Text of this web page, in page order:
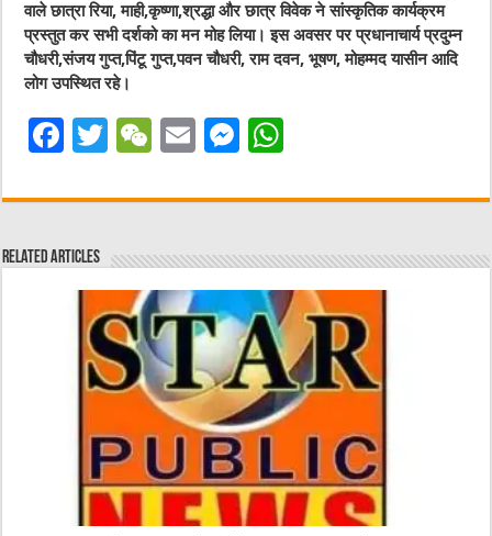
वाले छात्रा रिया, माही,कृष्णा,श्रद्धा और छात्र विवेक ने सांस्कृतिक कार्यक्रम
प्रस्तुत कर सभी दर्शको का मन मोह लिया। इस अवसर पर प्रधानाचार्य प्रदुम्न
चौधरी,संजय गुप्त,पिंटू गुप्त,पवन चौधरी, राम दवन, भूषण, मोहम्मद यासीन आदि
लोग उपस्थित रहे।
F
c
e
b
o
k
T
it
r
W
C
at
E
ai
M
ss
n
g
er
at
A
p
p
Related Articles